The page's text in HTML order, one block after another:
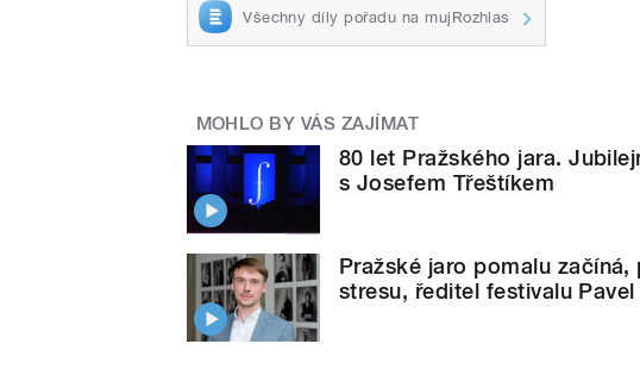
Všechny díly pořadu na mujRozhlas
MOHLO BY VÁS ZAJÍMAT
80 let Pražského jara.
s Josefem Třeštíkem
Pražské jaro pomalu
stresu, ředitel festivalu Pavel